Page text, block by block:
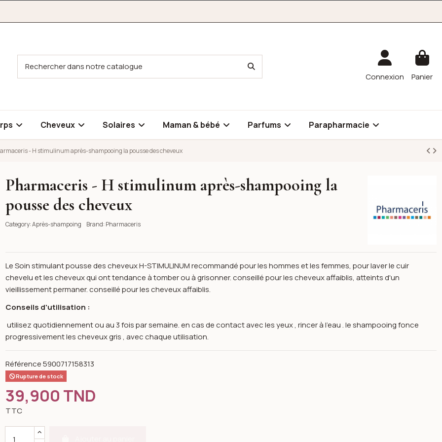
Connexion Panier
Cheveux Solaires Maman & bébé Parfums Parapharmacie
- H stimulinum après-shampooing la pousse des cheveux
shampooing la pousse des cheveux
shampooing la pousse des cheveux
Pharmaceris - H stimulinum après-shampooing la
pousse des cheveux
Category:Après-shampoing Brand: Pharmaceris
Le Soin stimulant pousse des cheveux H-STIMULINUM recommandé pour les hommes et les femmes, pour laver le cuir
chevelu et les cheveux qui ont tendance à tomber ou à grisonner. conseillé pour les cheveux affaiblis, atteints d'un
vieillissement permaner. conseillé pour les cheveux affaiblis.
Conseils d'utilisation :
utilisez quotidiennement ou au 3 fois par semaine. en cas de contact avec les yeux , rincer à l'eau . le shampooing fonce
progressivement les cheveux gris , avec chaque utilisation.
Référence 5900717158313
Rupture de stock
39,900 TND
TTC